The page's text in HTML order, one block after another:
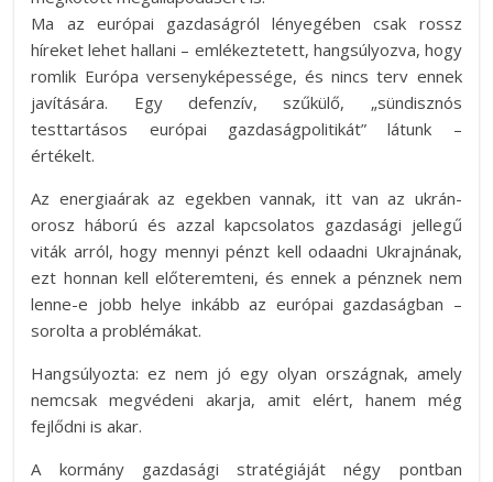
Ma az európai gazdaságról lényegében csak rossz
híreket lehet hallani – emlékeztetett, hangsúlyozva, hogy
romlik Európa versenyképessége, és nincs terv ennek
javítására. Egy defenzív, szűkülő, „sündisznós
testtartásos európai gazdaságpolitikát” látunk –
értékelt.
Az energiaárak az egekben vannak, itt van az ukrán-
orosz háború és azzal kapcsolatos gazdasági jellegű
viták arról, hogy mennyi pénzt kell odaadni Ukrajnának,
ezt honnan kell előteremteni, és ennek a pénznek nem
lenne-e jobb helye inkább az európai gazdaságban –
sorolta a problémákat.
Hangsúlyozta: ez nem jó egy olyan országnak, amely
nemcsak megvédeni akarja, amit elért, hanem még
fejlődni is akar.
A kormány gazdasági stratégiáját négy pontban